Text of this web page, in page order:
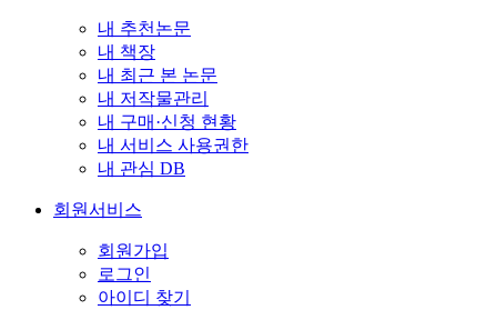
내 추천논문
내 책장
내 최근 본 논문
내 저작물관리
내 구매·신청 현황
내 서비스 사용권한
내 관심 DB
회원서비스
회원가입
로그인
아이디 찾기